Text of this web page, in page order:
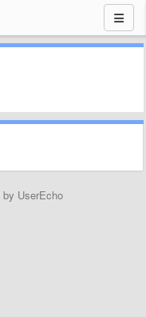
by UserEcho